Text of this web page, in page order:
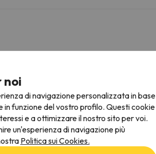
Impianto ibrido
Cabinovia
Seggiovia
de Lans Seggiovia
noi
di navigazione personalizzata in base
funzione del vostro profilo. Questi cookie
e a ottimizzare il nostro sito per voi.
un'esperienza di navigazione più
Politica sui Cookies.